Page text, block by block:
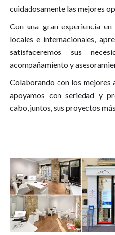
cuidadosamente las mejores
Con una gran experiencia
locales e internacionales,
satisfaceremos sus
acompañamiento y
Colaborando con los mejores
apoyamos con seriedad y
cabo, juntos, sus proyectos